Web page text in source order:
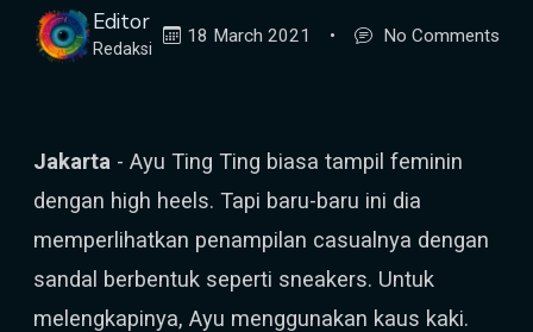
Editor
Redaksi
18 March 2021 • No Comments
Jakarta - Ayu Ting Ting biasa tampil feminin
dengan high heels. Tapi baru-baru ini dia
memperlihatkan penampilan casualnya dengan
sandal berbentuk seperti sneakers. Untuk
melengkapinya, Ayu menggunakan kaus kaki.